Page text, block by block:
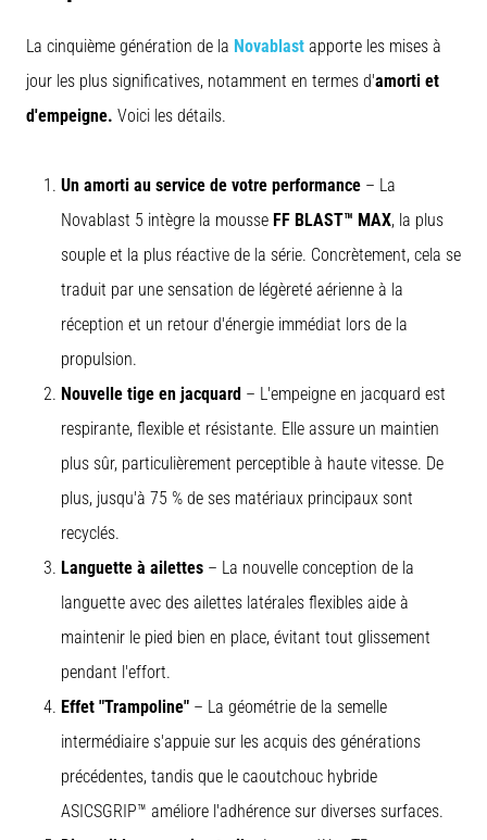
La cinquième génération de la Novablast apporte les mises à
jour les plus significatives, notamment en termes d'amorti et
d'empeigne. Voici les détails.
Un amorti au service de votre performance – La
Novablast 5 intègre la mousse FF BLAST™ MAX, la plus
souple et la plus réactive de la série. Concrètement, cela se
traduit par une sensation de légèreté aérienne à la
réception et un retour d'énergie immédiat lors de la
propulsion.
Nouvelle tige en jacquard – L'empeigne en jacquard est
respirante, flexible et résistante. Elle assure un maintien
plus sûr, particulièrement perceptible à haute vitesse. De
plus, jusqu'à 75 % de ses matériaux principaux sont
recyclés.
Languette à ailettes – La nouvelle conception de la
languette avec des ailettes latérales flexibles aide à
maintenir le pied bien en place, évitant tout glissement
pendant l'effort.
Effet "Trampoline" – La géométrie de la semelle
intermédiaire s'appuie sur les acquis des générations
précédentes, tandis que le caoutchouc hybride
ASICSGRIP™ améliore l'adhérence sur diverses surfaces.